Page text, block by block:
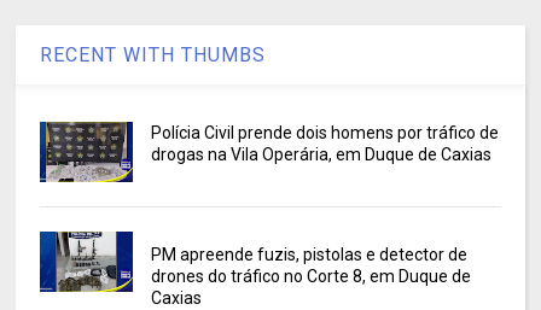
RECENT WITH THUMBS
Polícia Civil prende dois homens por tráfico de
drogas na Vila Operária, em Duque de Caxias
PM apreende fuzis, pistolas e detector de
drones do tráfico no Corte 8, em Duque de
Caxias